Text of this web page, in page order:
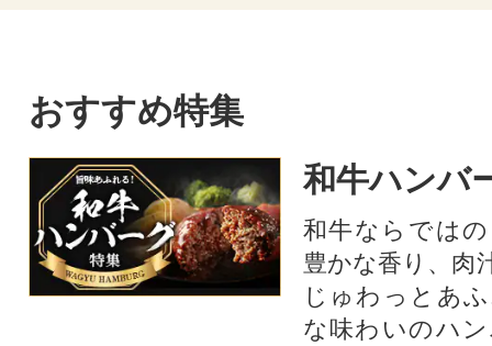
おすすめ特集
和牛ハンバ
和牛ならでは
豊かな香り、肉
じゅわっとあ
な味わいのハ